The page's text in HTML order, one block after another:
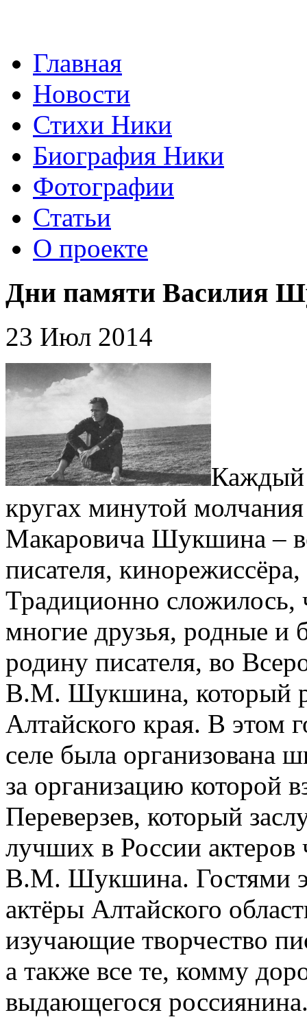
Главная
Новости
Стихи Ники
Биография Ники
Фотографии
Статьи
О проекте
Дни памяти Василия
23 Июл 2014
Каждый
кругах минутой
Макаровича Шукшина –
писателя,
Традиционно сложилось,
многие друзья, родные и
родину писателя, во
В.М. Шукшина, который
Алтайского края. В этом
селе была организована
за организацию которой
Переверзев, который
лучших в России
В.М. Шукшина. Гостями
актёры Алтайского
изучающие творчество
а также все те, комму
выдающегося